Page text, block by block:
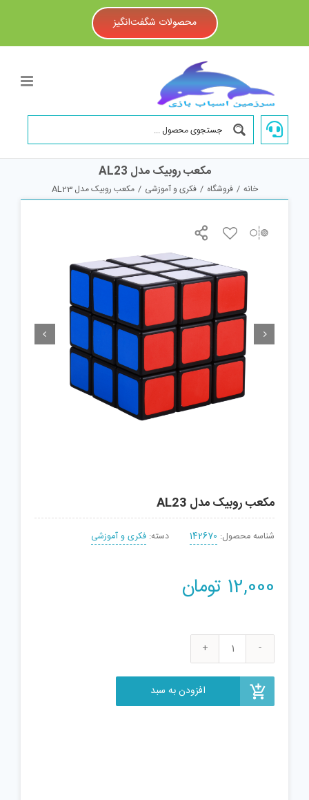
محصولات شگفت‌انگیز
مکعب روبیک مدل AL23
خانه / فروشگاه / فکری و آموزشی / مکعب روبیک مدل AL23
 
مکعب روبیک مدل AL23
شناسه محصول: 142670 دسته: فکری و آموزشی
12,000 تومان
مکعب
AL23
افزودن به سبد